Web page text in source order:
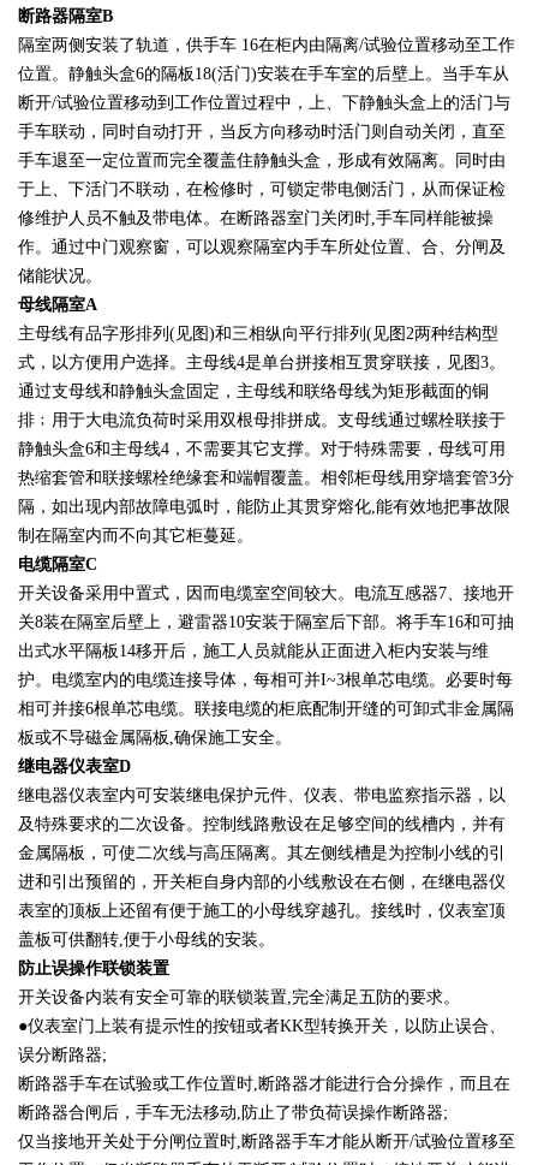
断路器隔室B
隔室两侧安装了轨道，供手车 16在柜内由隔离/试验位置移动至工作
位置。静触头盒6的隔板18(活门)安装在手车室的后壁上。当手车从
断开/试验位置移动到工作位置过程中，上、下静触头盒上的活门与
手车联动，同时自动打开，当反方向移动时活门则自动关闭，直至
手车退至一定位置而完全覆盖住静触头盒，形成有效隔离。同时由
于上、下活门不联动，在检修时，可锁定带电侧活门，从而保证检
修维护人员不触及带电体。在断路器室门关闭时,手车同样能被操
作。通过中门观察窗，可以观察隔室内手车所处位置、合、分闸及
储能状况。
母线隔室A
主母线有品字形排列(见图)和三相纵向平行排列(见图2两种结构型
式，以方便用户选择。主母线4是单台拼接相互贯穿联接，见图3。
通过支母线和静触头盒固定，主母线和联络母线为矩形截面的铜
排﹔用于大电流负荷时采用双根母排拼成。支母线通过螺栓联接于
静触头盒6和主母线4，不需要其它支撑。对于特殊需要，母线可用
热缩套管和联接螺栓绝缘套和端帽覆盖。相邻柜母线用穿墙套管3分
隔，如出现内部故障电弧时，能防止其贯穿熔化,能有效地把事故限
制在隔室内而不向其它柜蔓延。
电缆隔室C
开关设备采用中置式，因而电缆室空间较大。电流互感器7、接地开
关8装在隔室后壁上，避雷器10安装于隔室后下部。将手车16和可抽
出式水平隔板14移开后，施工人员就能从正面进入柜内安装与维
护。电缆室内的电缆连接导体，每相可并I~3根单芯电缆。必要时每
相可并接6根单芯电缆。联接电缆的柜底配制开缝的可卸式非金属隔
板或不导磁金属隔板,确保施工安全。
继电器仪表室D
继电器仪表室内可安装继电保护元件、仪表、带电监察指示器，以
及特殊要求的二次设备。控制线路敷设在足够空间的线槽内，并有
金属隔板，可使二次线与高压隔离。其左侧线槽是为控制小线的引
进和引出预留的，开关柜自身内部的小线敷设在右侧，在继电器仪
表室的顶板上还留有便于施工的小母线穿越孔。接线时，仪表室顶
盖板可供翻转,便于小母线的安装。
防止误操作联锁装置
开关设备内装有安全可靠的联锁装置,完全满足五防的要求。
●仪表室门上装有提示性的按钮或者KK型转换开关，以防止误合、
误分断路器;
断路器手车在试验或工作位置时,断路器才能进行合分操作，而且在
断路器合闸后，手车无法移动,防止了带负荷误操作断路器;
仅当接地开关处于分闸位置时,断路器手车才能从断开/试验位置移至